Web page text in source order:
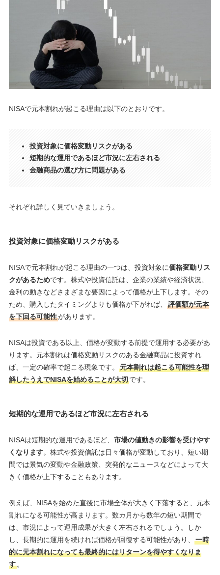
NISAで元本割れが起こる理由は以下のとおりです。
投資対象に価格変動リスクがある
短期的な運用であるほど市況に左右される
金融商品の選び方に問題がある
それぞれ詳しく見ていきましょう。
投資対象に価格変動リスクがある
NISAで元本割れが起こる理由の一つは、投資対象に価格変動リス
クがあるためです。株式や投資信託は、企業の業績や経済状況、
金利の動きなどさまざまな要因によって価格が上下します。その
ため、購入したタイミングよりも価格が下がれば、
評価額が元本
を下回る可能性があります。
NISAは投資である以上、価格が変動する前提で運用する必要があ
ります。元本割れは価格変動リスクのある金融商品に投資すれ
ば、一定の確率で起こる現象です。
元本割れは起こる可能性を理
解したうえでNISAを始めることが大切です。
短期的な運用であるほど市況に左右される
NISAは短期的な運用であるほど、 市場の値動きの影響を受けやす
くなります。株式や投資信託は日々価格が変動しており、短い期
間では景気の変動や金融政策、突発的なニュースなどによって大
きく価格が上下することもあります。
例えば、NISAを始めた直後に市場全体が大きく下落すると、元本
割れになる可能性が高まります。数カ月から数年の短い期間で
は、市況によって運用成果が大きく左右されるでしょう。しか
し、長期的に運用を続ければ価格が回復する可能性があり、
一時
的に元本割れになっても最終的にはリターンを得やすくなりま
す。